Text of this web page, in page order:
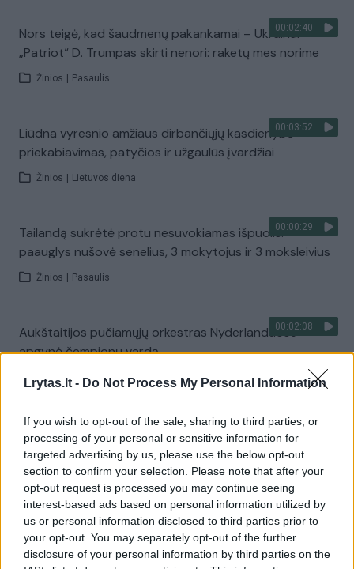
Lrytas.lt - Do Not Process My Personal Information
If you wish to opt-out of the sale, sharing to third parties, or
processing of your personal or sensitive information for
targeted advertising by us, please use the below opt-out
section to confirm your selection. Please note that after your
opt-out request is processed you may continue seeing
interest-based ads based on personal information utilized by
us or personal information disclosed to third parties prior to
your opt-out. You may separately opt-out of the further
disclosure of your personal information by third parties on the
00:02:40
Nors teigė, kad šaudmenų pakankamai – Ukrainai
„Patriot“ D. Trumpas skirti nenori: raketų mes norime
Žinios Pasaulis
00:03:52
Liūdna vyresnio amžiaus dirbančiųjų kasdienybė –
priekabiavimas, patyčios ir užgaulūs įvardžiai
Žinios Lietuvos diena
00:00:29
Tailandą sukrėtė protu nesuvokiamas išpuolis:
paauglys nušovė senelius, 3 mokytojus ir 3 moksleivius
Žinios Pasaulis
00:02:08
Aukštaitijos pučiamųjų orkestras Nyderlanduose
apgynė čempionų vardą
Žinios | Lietuvos diena
Visi įrašai
Žiūrimiausi įrašai
00:00:30
Vaizdai iš tragiškos avarijos Vilniaus r.: dviejų moterų ir